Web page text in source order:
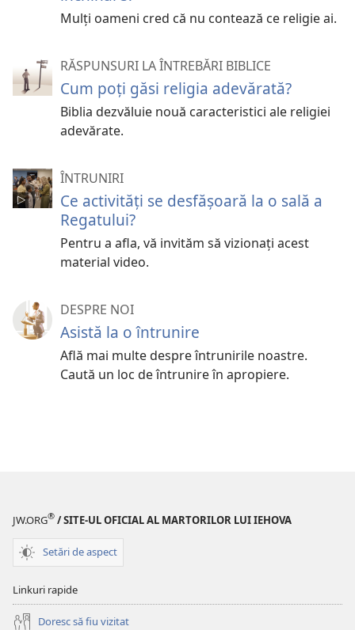
Mulți oameni cred că nu contează ce religie ai.
RĂSPUNSURI LA ÎNTREBĂRI BIBLICE
Cum poți găsi religia adevărată?
Biblia dezvăluie nouă caracteristici ale religiei
adevărate.
ÎNTRUNIRI
Ce activități se desfășoară la o sală a
Regatului?
Pentru a afla, vă invităm să vizionați acest
material video.
DESPRE NOI
Asistă la o întrunire
Află mai multe despre întrunirile noastre.
Caută un loc de întrunire în apropiere.
JW.ORG® / SITE-UL OFICIAL AL MARTORILOR LUI IEHOVA
Setări de aspect
Linkuri rapide
Doresc să fiu vizitat